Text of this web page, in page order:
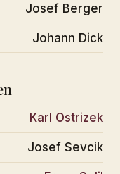
Josef Berger
Johann Dick
Karl Ostrizek
Josef Sevcik